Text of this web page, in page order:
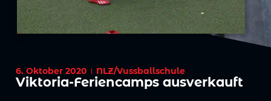
6. Oktober 2020 NLZ/Vussballschule
Viktoria-Feriencamps ausverkauft